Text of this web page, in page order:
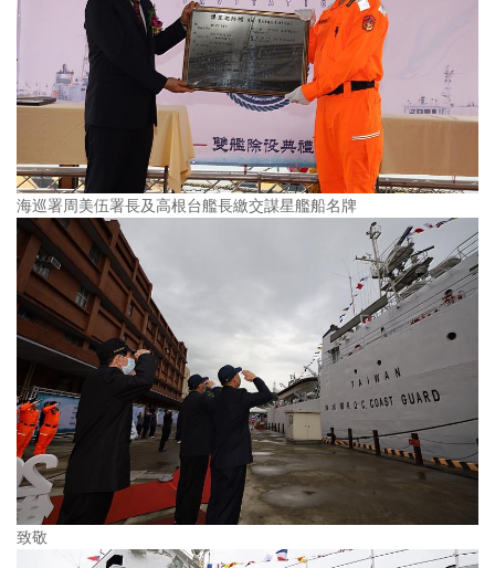
海巡署周美伍署長及高根台艦長繳交謀星艦船名牌
致敬